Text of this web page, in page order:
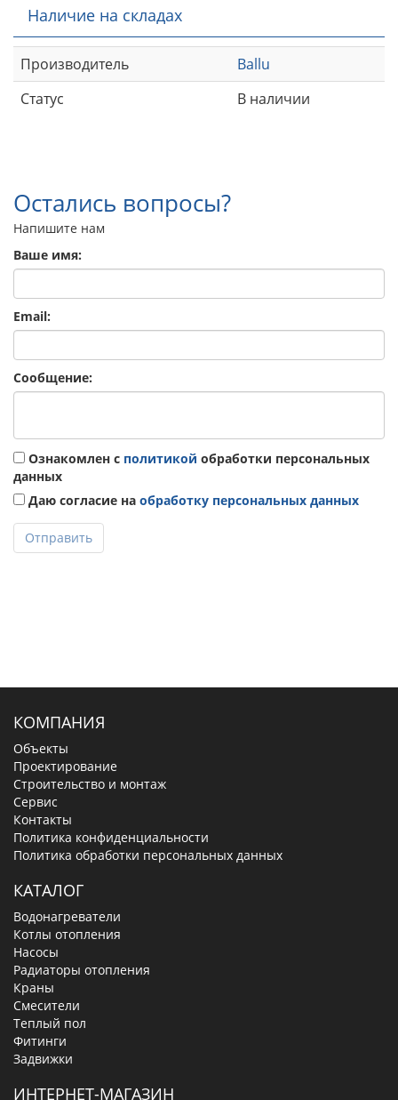
Наличие на складах
Производитель
Ballu
Статус
В наличии
Остались вопросы?
Напишите нам
Ваше имя:
Email:
Сообщение:
Ознакомлен с политикой обработки персональных
данных
Даю согласие на обработку персональных данных
Отправить
КОМПАНИЯ
Объекты
Проектирование
Строительство и монтаж
Сервис
Контакты
Политика конфиденциальности
Политика обработки персональных данных
КАТАЛОГ
Водонагреватели
Котлы отопления
Насосы
Радиаторы отопления
Краны
Смесители
Теплый пол
Фитинги
Задвижки
ИНТЕРНЕТ-МАГАЗИН